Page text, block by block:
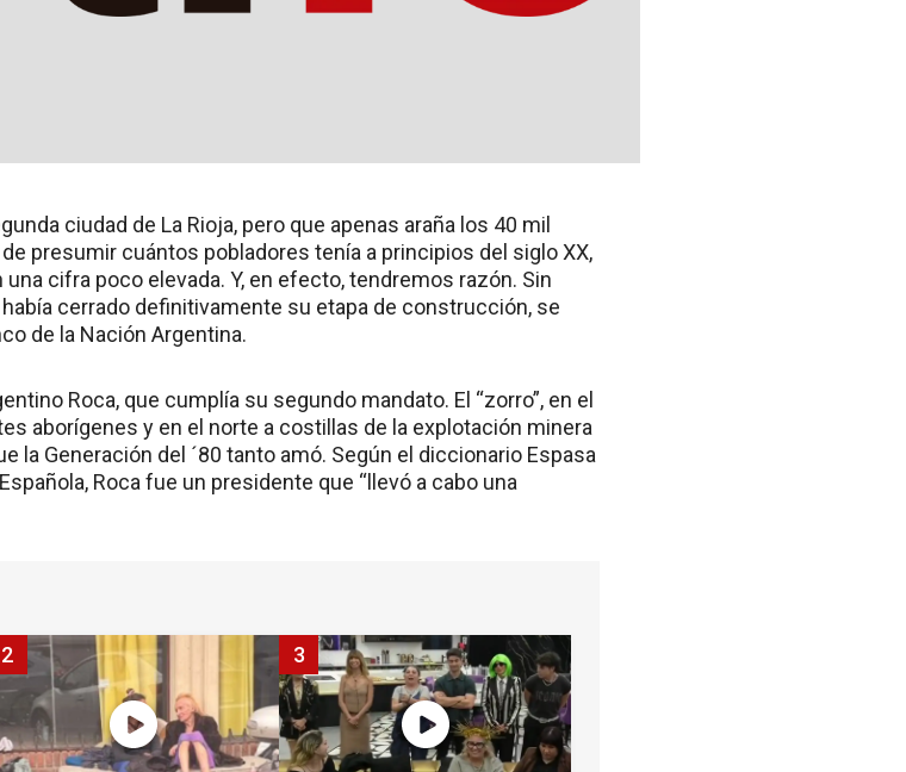
ciudad de La Rioja, pero que apenas araña los 40 mil
presumir cuántos pobladores tenía a principios del siglo XX,
cifra poco elevada. Y, en efecto, tendremos razón. Sin
cerrado definitivamente su etapa de construcción, se
de la Nación Argentina.
Roca, que cumplía su segundo mandato. El “zorro”, en el
aborígenes y en el norte a costillas de la explotación minera
la Generación del ´80 tanto amó. Según el diccionario Espasa
Roca fue un presidente que “llevó a cabo una
2 3